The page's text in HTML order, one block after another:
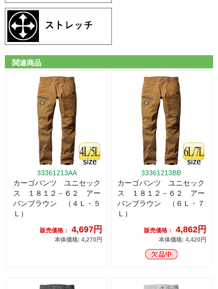
関連商品
33361213AA
カーゴパンツ ユニセック
ス １８１２－６２ アー
バンブラウン （４Ｌ・５
Ｌ）
販売価格： 4,697円
本体価格: 4,270円
33361213BB
カーゴパンツ ユニセック
ス １８１２－６２ アー
バンブラウン （６Ｌ・７
Ｌ）
販売価格： 4,862円
本体価格: 4,420円